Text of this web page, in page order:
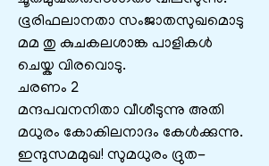
ഭൂരിഫലാനതാ സംജാതസുഖമൊടു
മമ തു കുചകലശാങ്ക പാളികൾ
ചെയ്ക വിരവൊടു.
ചരണം 2
മന്ദപവനനിതാ വീശീടുന്നു അതി
മധുരം കോകിലനാദം കേൾക്കുന്നു.
ഇന്ദുസമമുഖ! സുമധുരം ദ്രുത-